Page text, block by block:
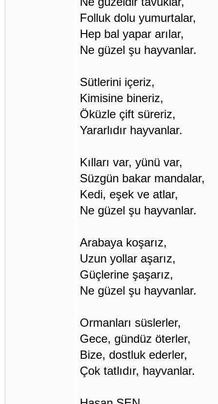
Folluk dolu yumurtalar,
Hep bal yapar arılar,
Ne güzel şu hayvanlar.
Sütlerini içeriz,
Kimisine bineriz,
Öküzle çift süreriz,
Yararlıdır hayvanlar.
Kılları var, yünü var,
Süzgün bakar mandalar,
Kedi, eşek ve atlar,
Ne güzel şu hayvanlar.
Arabaya koşarız,
Uzun yollar aşarız,
Güçlerine şaşarız,
Ne güzel şu hayvanlar.
Ormanları süslerler,
Gece, gündüz öterler,
Bize, dostluk ederler,
Çok tatlıdır, hayvanlar.